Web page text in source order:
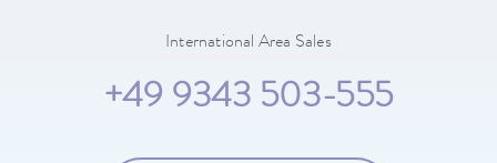
International Area Sales
+49 9343 503-555